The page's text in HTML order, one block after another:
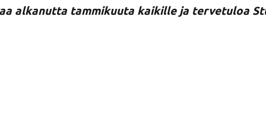
alkanutta tammikuuta kaikille ja tervetuloa